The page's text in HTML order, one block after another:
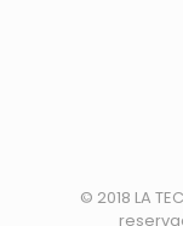
© 2018 LA